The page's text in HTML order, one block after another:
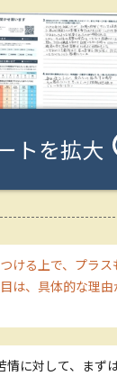
トを拡大
ける上で、プラ
は、具体的な理
情に対して、まず